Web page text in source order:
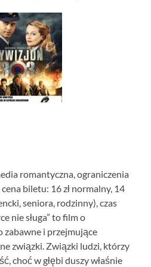
romantyczna, ograniczenia
biletu: 16 zł normalny, 14
seniora, rodzinny), czas
nie sługa” to film o
zabawne i przejmujące
związki. Związki ludzi, którzy
choć w głębi duszy właśnie